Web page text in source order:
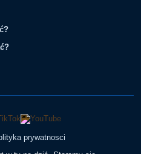
prywatnosci